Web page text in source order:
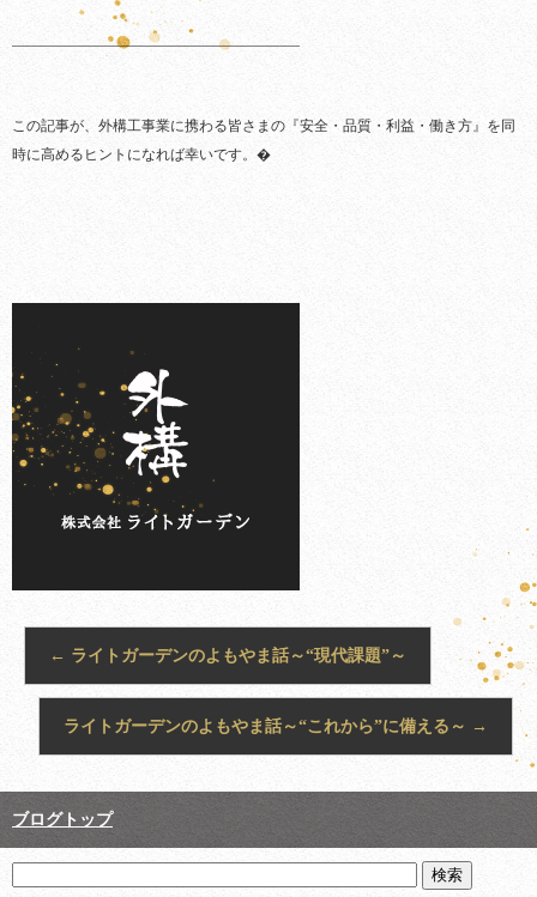
――――――――――――――――――――
この記事が、外構工事業に携わる皆さまの『安全・品質・利益・働き方』を同
時に高めるヒントになれば幸いです。�
← ライトガーデンのよもやま話～“現代課題”～
ライトガーデンのよもやま話～“これから”に備える～ →
ブログトップ